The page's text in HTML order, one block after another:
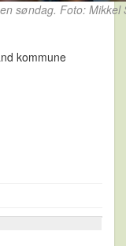
søndag. Foto: Mikkel
kommune